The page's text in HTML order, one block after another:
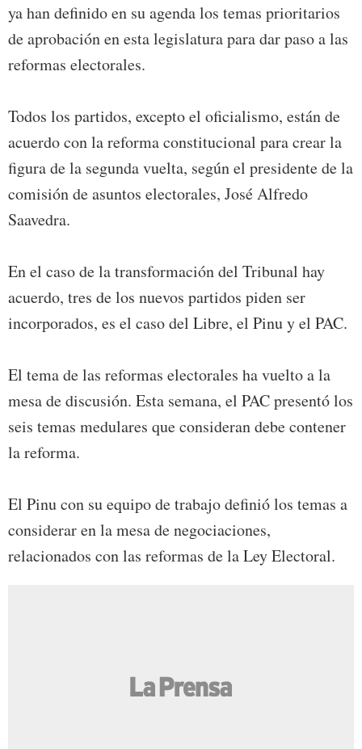
ya han definido en su agenda los temas prioritarios
de aprobación en esta legislatura para dar paso a las
reformas electorales.
Todos los partidos, excepto el oficialismo, están de
acuerdo con la reforma constitucional para crear la
figura de la segunda vuelta, según el presidente de la
comisión de asuntos electorales, José Alfredo
Saavedra.
En el caso de la transformación del Tribunal hay
acuerdo, tres de los nuevos partidos piden ser
incorporados, es el caso del Libre, el Pinu y el PAC.
El tema de las reformas electorales ha vuelto a la
mesa de discusión. Esta semana, el PAC presentó los
seis temas medulares que consideran debe contener
la reforma.
El Pinu con su equipo de trabajo definió los temas a
considerar en la mesa de negociaciones,
relacionados con las reformas de la Ley Electoral.